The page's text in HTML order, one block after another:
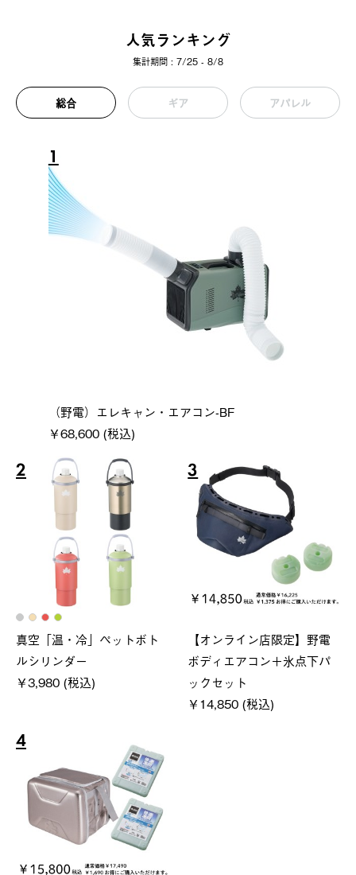
人気ランキング
集計期間 : 7/25 - 8/8
総合 ギア アパレル
1
（野電）エレキャン・エアコン-BF
￥68,600 (税込)
2
真空「温・冷」ペットボト
ルシリンダー
￥3,980 (税込)
3
【オンライン店限定】野電
ボディエアコン＋氷点下パ
ックセット
￥14,850 (税込)
4